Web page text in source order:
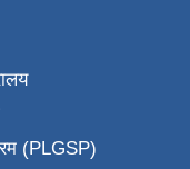
(PLGSP)